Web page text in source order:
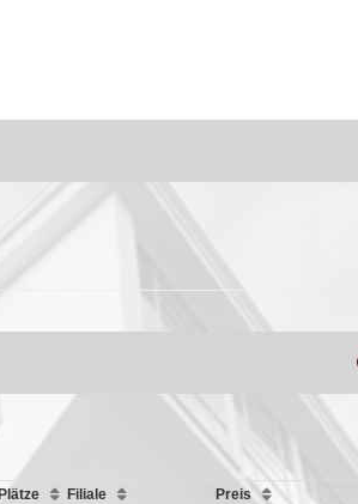
Filiale Preis